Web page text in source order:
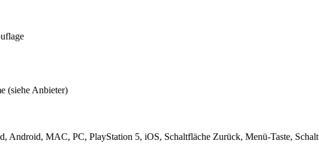
(siehe Anbieter)
Android, MAC, PC, PlayStation 5, iOS, Schaltfläche Zurück, Menü-Taste,